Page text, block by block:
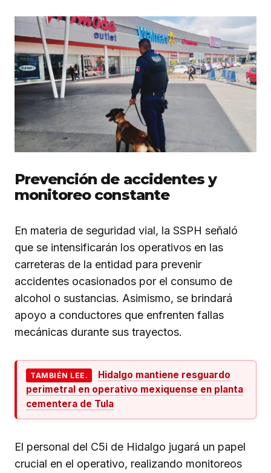
Prevención de accidentes y
monitoreo constante
En materia de seguridad vial, la SSPH señaló
que se intensificarán los operativos en las
carreteras de la entidad para prevenir
accidentes ocasionados por el consumo de
alcohol o sustancias. Asimismo, se brindará
apoyo a conductores que enfrenten fallas
mecánicas durante sus trayectos.
TAMBIÉN LEE.
Hidalgo mantiene resguardo
perimetral en operativo mexiquense en planta
cementera de Tula
El personal del C5i de Hidalgo jugará un papel
crucial en el operativo, realizando monitoreos